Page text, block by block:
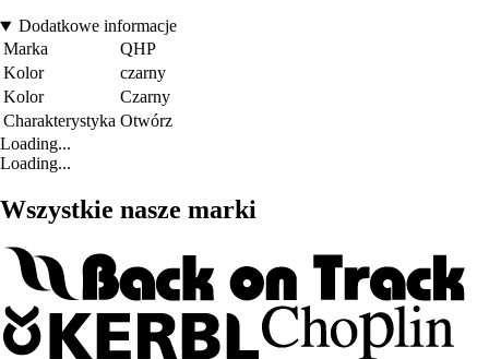
Dodatkowe informacje
Marka
QHP
Kolor
czarny
Kolor
Czarny
Charakterystyka Otwórz
Loading...
Loading...
Wszystkie nasze marki